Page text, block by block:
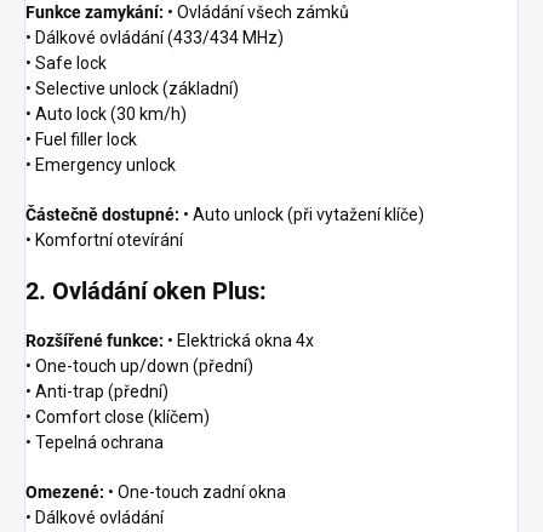
Funkce zamykání: • Ovládání všech zámků
• Dálkové ovládání (433/434 MHz)
• Safe lock
• Selective unlock (základní)
• Auto lock (30 km/h)
• Fuel filler lock
• Emergency unlock
Částečně dostupné: • Auto unlock (při vytažení klíče)
• Komfortní otevírání
2. Ovládání oken Plus:
Rozšířené funkce: • Elektrická okna 4x
• One-touch up/down (přední)
• Anti-trap (přední)
• Comfort close (klíčem)
• Tepelná ochrana
Omezené: • One-touch zadní okna
• Dálkové ovládání